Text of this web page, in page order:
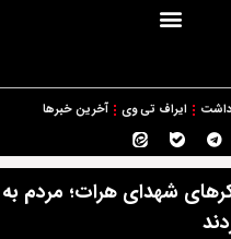
ایراف تی وی آخرین خبرها
شهدای هرات؛ مردم